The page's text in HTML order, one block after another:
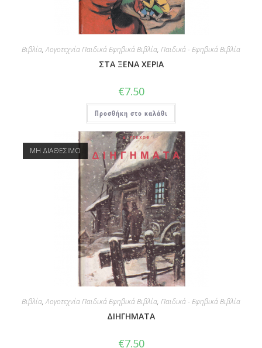
Βιβλία,Λογοτεχνία Παιδικά Εφηβικά Βιβλία, Παιδικά - Εφηβικά Βιβλία
ΣΤΑ ΞΕΝΑ ΧΕΡΙΑ
€7.50
Προσθήκη στο καλάθι
ΜΗ ΔΙΑΘΕΣΙΜΟ
Βιβλία,Λογοτεχνία Παιδικά Εφηβικά Βιβλία, Παιδικά - Εφηβικά Βιβλία
ΔΙΗΓΗΜΑΤΑ
€7.50